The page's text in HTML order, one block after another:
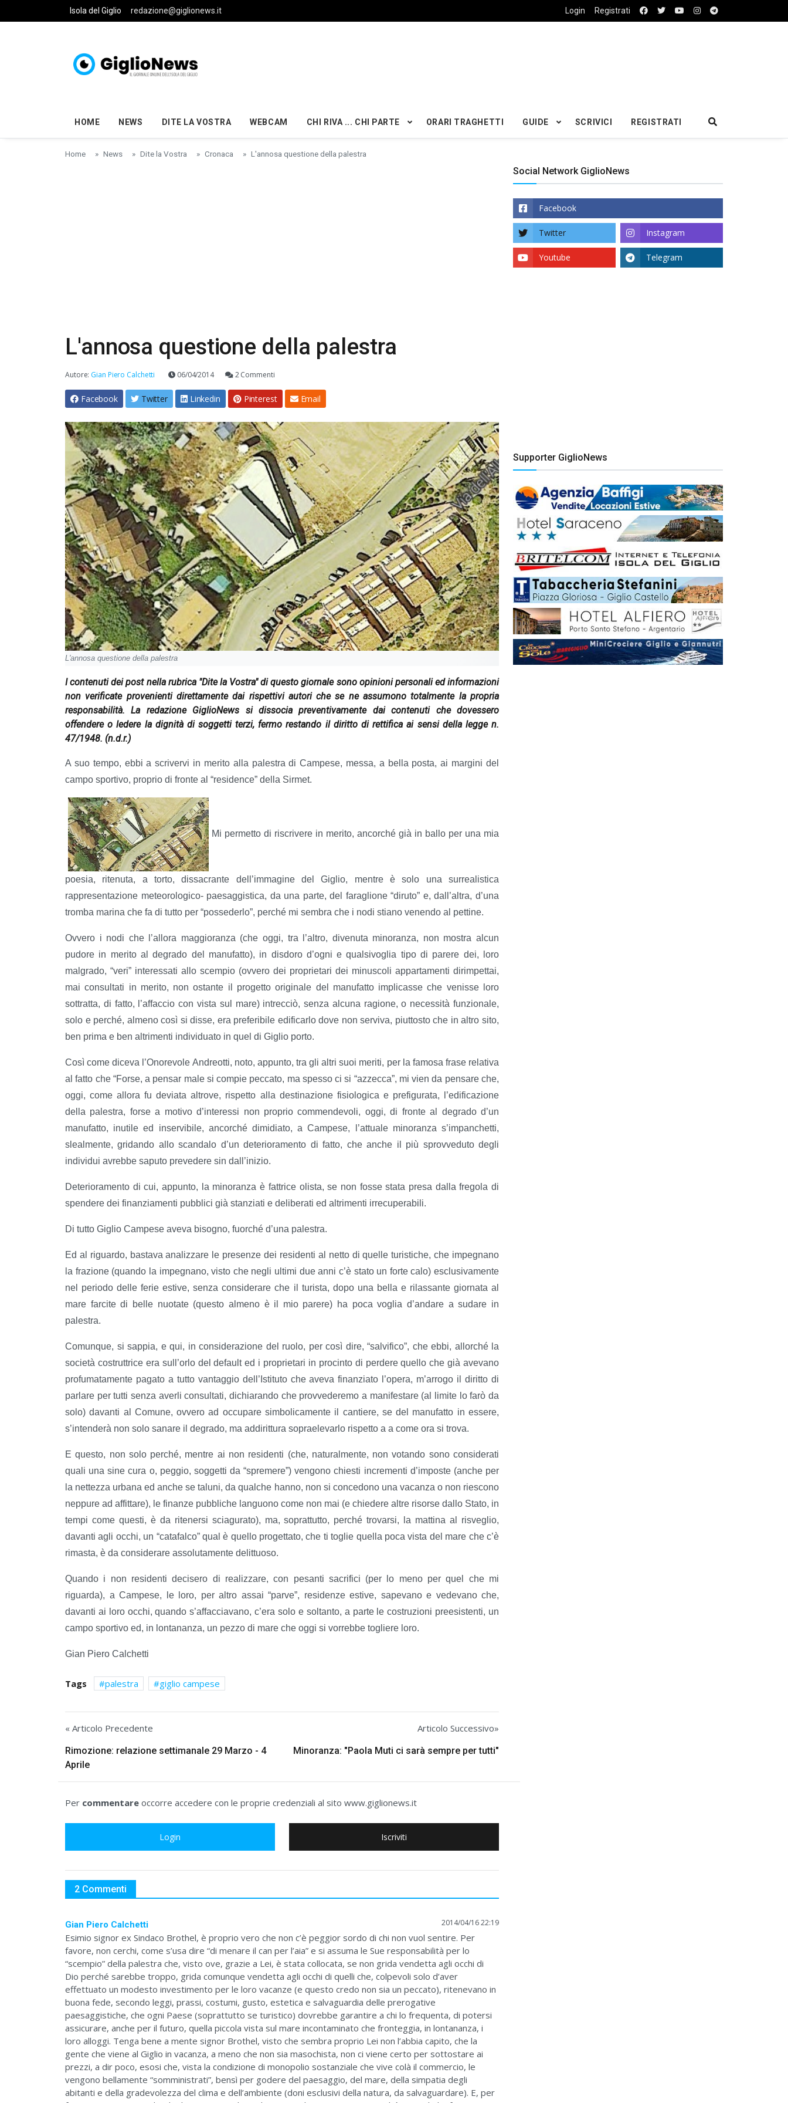
Skip to main content
Isola del Giglio redazione@giglionews.it Login Registrati
HOME NEWS DITE LA VOSTRA WEBCAM CHI RIVA ... CHI PARTE ORARI TRAGHETTI GUIDE SCRIVICI REGISTRATI
Home News Dite la Vostra Cronaca L'annosa questione della palestra
L'annosa questione della palestra
Autore: Gian Piero Calchetti 06/04/2014 2 Commenti
Facebook Twitter Linkedin Pinterest Email
L'annosa questione della palestra
I contenuti dei post nella rubrica "Dite la Vostra" di questo giornale sono opinioni personali ed informazioni
non verificate provenienti direttamente dai rispettivi autori che se ne assumono totalmente la propria
responsabilità. La redazione GiglioNews si dissocia preventivamente dai contenuti che dovessero
offendere o ledere la dignità di soggetti terzi, fermo restando il diritto di rettifica ai sensi della legge n.
47/1948. (n.d.r.)
A suo tempo, ebbi a scrivervi in merito alla palestra di Campese, messa, a bella posta, ai margini del
campo sportivo, proprio di fronte al “residence” della Sirmet.
Mi permetto di riscrivere in merito, ancorché già in ballo per una mia
poesia, ritenuta, a torto, dissacrante dell’immagine del Giglio, mentre è solo una surrealistica
rappresentazione meteorologico- paesaggistica, da una parte, del faraglione “diruto” e, dall’altra, d’una
tromba marina che fa di tutto per “possederlo”, perché mi sembra che i nodi stiano venendo al pettine.
Ovvero i nodi che l’allora maggioranza (che oggi, tra l’altro, divenuta minoranza, non mostra alcun
pudore in merito al degrado del manufatto), in disdoro d’ogni e qualsivoglia tipo di parere dei, loro
malgrado, “veri” interessati allo scempio (ovvero dei proprietari dei minuscoli appartamenti dirimpettai,
mai consultati in merito, non ostante il progetto originale del manufatto implicasse che venisse loro
sottratta, di fatto, l’affaccio con vista sul mare) intrecciò, senza alcuna ragione, o necessità funzionale,
solo e perché, almeno così si disse, era preferibile edificarlo dove non serviva, piuttosto che in altro sito,
ben prima e ben altrimenti individuato in quel di Giglio porto.
Così come diceva l’Onorevole Andreotti, noto, appunto, tra gli altri suoi meriti, per la famosa frase relativa
al fatto che “Forse, a pensar male si compie peccato, ma spesso ci si “azzecca”, mi vien da pensare che,
oggi, come allora fu deviata altrove, rispetto alla destinazione fisiologica e prefigurata, l’edificazione
della palestra, forse a motivo d’interessi non proprio commendevoli, oggi, di fronte al degrado d’un
manufatto, inutile ed inservibile, ancorché dimidiato, a Campese, l’attuale minoranza s’impanchetti,
slealmente, gridando allo scandalo d’un deterioramento di fatto, che anche il più sprovveduto degli
individui avrebbe saputo prevedere sin dall’inizio.
Deterioramento di cui, appunto, la minoranza è fattrice olista, se non fosse stata presa dalla fregola di
spendere dei finanziamenti pubblici già stanziati e deliberati ed altrimenti irrecuperabili.
Di tutto Giglio Campese aveva bisogno, fuorché d’una palestra.
Ed al riguardo, bastava analizzare le presenze dei residenti al netto di quelle turistiche, che impegnano
la frazione (quando la impegnano, visto che negli ultimi due anni c’è stato un forte calo) esclusivamente
nel periodo delle ferie estive, senza considerare che il turista, dopo una bella e rilassante giornata al
mare farcite di belle nuotate (questo almeno è il mio parere) ha poca voglia d’andare a sudare in
palestra.
Comunque, si sappia, e qui, in considerazione del ruolo, per così dire, “salvifico”, che ebbi, allorché la
società costruttrice era sull’orlo del default ed i proprietari in procinto di perdere quello che già avevano
profumatamente pagato a tutto vantaggio dell’Istituto che aveva finanziato l’opera, m’arrogo il diritto di
parlare per tutti senza averli consultati, dichiarando che provvederemo a manifestare (al limite lo farò da
solo) davanti al Comune, ovvero ad occupare simbolicamente il cantiere, se del manufatto in essere,
s’intenderà non solo sanare il degrado, ma addirittura sopraelevarlo rispetto a a come ora si trova.
E questo, non solo perché, mentre ai non residenti (che, naturalmente, non votando sono considerati
quali una sine cura o, peggio, soggetti da “spremere”) vengono chiesti incrementi d’imposte (anche per
la nettezza urbana ed anche se taluni, da qualche hanno, non si concedono una vacanza o non riescono
neppure ad affittare), le finanze pubbliche languono come non mai (e chiedere altre risorse dallo Stato, in
tempi come questi, è da ritenersi sciagurato), ma, soprattutto, perché trovarsi, la mattina al risveglio,
davanti agli occhi, un “catafalco” qual è quello progettato, che ti toglie quella poca vista del mare che c’è
rimasta, è da considerare assolutamente delittuoso.
Quando i non residenti decisero di realizzare, con pesanti sacrifici (per lo meno per quel che mi
riguarda), a Campese, le loro, per altro assai “parve”, residenze estive, sapevano e vedevano che,
davanti ai loro occhi, quando s’affacciavano, c’era solo e soltanto, a parte le costruzioni preesistenti, un
campo sportivo ed, in lontananza, un pezzo di mare che oggi si vorrebbe togliere loro.
Gian Piero Calchetti
Tags palestra giglio campese
« Articolo Precedente
Rimozione: relazione settimanale 29 Marzo - 4
Aprile
Articolo Successivo»
Minoranza: "Paola Muti ci sarà sempre per tutti"
Per commentare occorre accedere con le proprie credenziali al sito www.giglionews.it
Login Iscriviti
2 Commenti
Gian Piero Calchetti 2014/04/16 22:19
Esimio signor ex Sindaco Brothel, è proprio vero che non c’è peggior sordo di chi non vuol sentire. Per
favore, non cerchi, come s’usa dire “di menare il can per l’aia” e si assuma le Sue responsabilità per lo
“scempio” della palestra che, visto ove, grazie a Lei, è stata collocata, se non grida vendetta agli occhi di
Dio perché sarebbe troppo, grida comunque vendetta agli occhi di quelli che, colpevoli solo d’aver
effettuato un modesto investimento per le loro vacanze (e questo credo non sia un peccato), ritenevano in
buona fede, secondo leggi, prassi, costumi, gusto, estetica e salvaguardia delle prerogative
paesaggistiche, che ogni Paese (soprattutto se turistico) dovrebbe garantire a chi lo frequenta, di potersi
assicurare, anche per il futuro, quella piccola vista sul mare incontaminato che fronteggia, in lontananza, i
loro alloggi. Tenga bene a mente signor Brothel, visto che sembra proprio Lei non l’abbia capito, che la
gente che viene al Giglio in vacanza, a meno che non sia masochista, non ci viene certo per sottostare ai
prezzi, a dir poco, esosi che, vista la condizione di monopolio sostanziale che vive colà il commercio, le
vengono bellamente “somministrati”, bensì per godere del paesaggio, del mare, della simpatia degli
abitanti e della gradevolezza del clima e dell’ambiente (doni esclusivi della natura, da salvaguardare). E, per
Social Network GiglioNews
Facebook
Twitter Instagram
Youtube Telegram
Supporter GiglioNews